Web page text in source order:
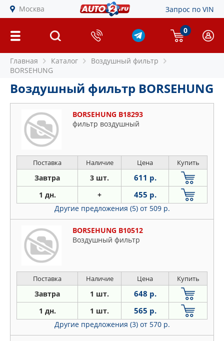
Москва Запрос по VIN
0
Главная Каталог
Воздушный фильтр
BORSEHUNG
Воздушный фильтр BORSEHUNG
BORSEHUNG B18293
фильтр воздушный
Поставка Наличие Цена Купить
Завтра 3 шт. 611 р.
1 дн. + 455 р.
Другие предложения (5) от 509 р.
BORSEHUNG B10512
Воздушный фильтр
Поставка Наличие Цена Купить
Завтра 1 шт. 648 р.
1 дн. 1 шт. 565 р.
Другие предложения (3) от 570 р.